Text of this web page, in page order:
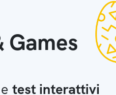
Games
e test interattivi